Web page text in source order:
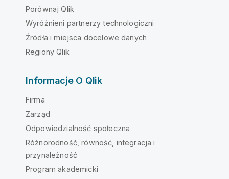
Porównaj Qlik
Wyróżnieni partnerzy technologiczni
Źródła i miejsca docelowe danych
Regiony Qlik
Informacje O Qlik
Firma
Zarząd
Odpowiedzialność społeczna
Różnorodność, równość, integracja i
przynależność
Program akademicki